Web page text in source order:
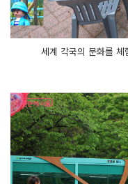
세계 각국의 문화를